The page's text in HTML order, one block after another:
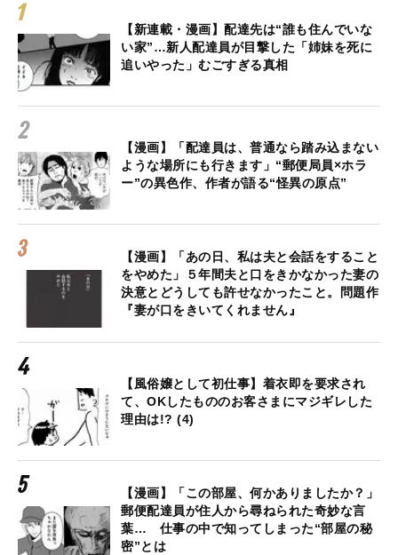
【新連載・漫画】配達先は“誰も住んでいな
い家”…新人配達員が目撃した「姉妹を死に
追いやった」むごすぎる真相
【漫画】「配達員は、普通なら踏み込まない
ような場所にも行きます」“郵便局員×ホラ
ー”の異色作、作者が語る“怪異の原点”
【漫画】「あの日、私は夫と会話をすること
をやめた」５年間夫と口をきかなかった妻の
決意とどうしても許せなかったこと。問題作
『妻が口をきいてくれません』
【風俗嬢として初仕事】着衣即を要求され
て、OKしたもののお客さまにマジギレした
理由は!? (4)
【漫画】「この部屋、何かありましたか？」
郵便配達員が住人から尋ねられた奇妙な言
葉… 仕事の中で知ってしまった“部屋の秘
密”とは